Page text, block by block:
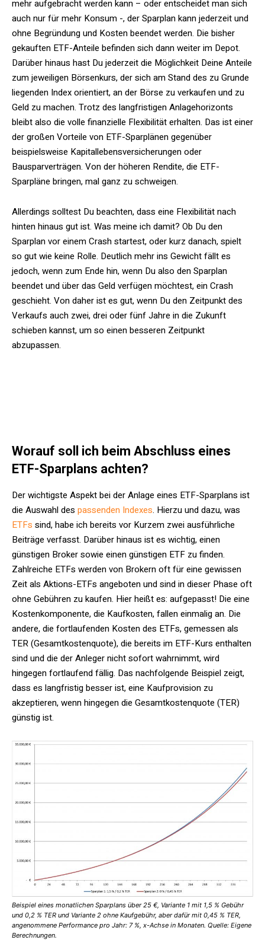
mehr aufgebracht werden kann – oder entscheidet man sich
auch nur für mehr Konsum -, der Sparplan kann jederzeit und
ohne Begründung und Kosten beendet werden. Die bisher
gekauften ETF-Anteile befinden sich dann weiter im Depot.
Darüber hinaus hast Du jederzeit die Möglichkeit Deine Anteile
zum jeweiligen Börsenkurs, der sich am Stand des zu Grunde
liegenden Index orientiert, an der Börse zu verkaufen und zu
Geld zu machen. Trotz des langfristigen Anlagehorizonts
bleibt also die volle finanzielle Flexibilität erhalten. Das ist einer
der großen Vorteile von ETF-Sparplänen gegenüber
beispielsweise Kapitallebensversicherungen oder
Bausparverträgen. Von der höheren Rendite, die ETF-
Sparpläne bringen, mal ganz zu schweigen.
Allerdings solltest Du beachten, dass eine Flexibilität nach
hinten hinaus gut ist. Was meine ich damit? Ob Du den
Sparplan vor einem Crash startest, oder kurz danach, spielt
so gut wie keine Rolle. Deutlich mehr ins Gewicht fällt es
jedoch, wenn zum Ende hin, wenn Du also den Sparplan
beendet und über das Geld verfügen möchtest, ein Crash
geschieht. Von daher ist es gut, wenn Du den Zeitpunkt des
Verkaufs auch zwei, drei oder fünf Jahre in die Zukunft
schieben kannst, um so einen besseren Zeitpunkt
abzupassen.
Worauf soll ich beim Abschluss eines
ETF-Sparplans achten?
Der wichtigste Aspekt bei der Anlage eines ETF-Sparplans ist
die Auswahl des passenden Indexes. Hierzu und dazu, was
ETFs sind, habe ich bereits vor Kurzem zwei ausführliche
Beiträge verfasst. Darüber hinaus ist es wichtig, einen
günstigen Broker sowie einen günstigen ETF zu finden.
Zahlreiche ETFs werden von Brokern oft für eine gewissen
Zeit als Aktions-ETFs angeboten und sind in dieser Phase oft
ohne Gebühren zu kaufen. Hier heißt es: aufgepasst! Die eine
Kostenkomponente, die Kaufkosten, fallen einmalig an. Die
andere, die fortlaufenden Kosten des ETFs, gemessen als
TER (Gesamtkostenquote), die bereits im ETF-Kurs enthalten
sind und die der Anleger nicht sofort wahrnimmt, wird
hingegen fortlaufend fällig. Das nachfolgende Beispiel zeigt,
dass es langfristig besser ist, eine Kaufprovision zu
akzeptieren, wenn hingegen die Gesamtkostenquote (TER)
günstig ist.
Beispiel eines monatlichen Sparplans über 25 €, Variante 1 mit 1,5 % Gebühr
und 0,2 % TER und Variante 2 ohne Kaufgebühr, aber dafür mit 0,45 % TER,
angenommene Performance pro Jahr: 7 %, x-Achse in Monaten. Quelle: Eigene
Berechnungen.